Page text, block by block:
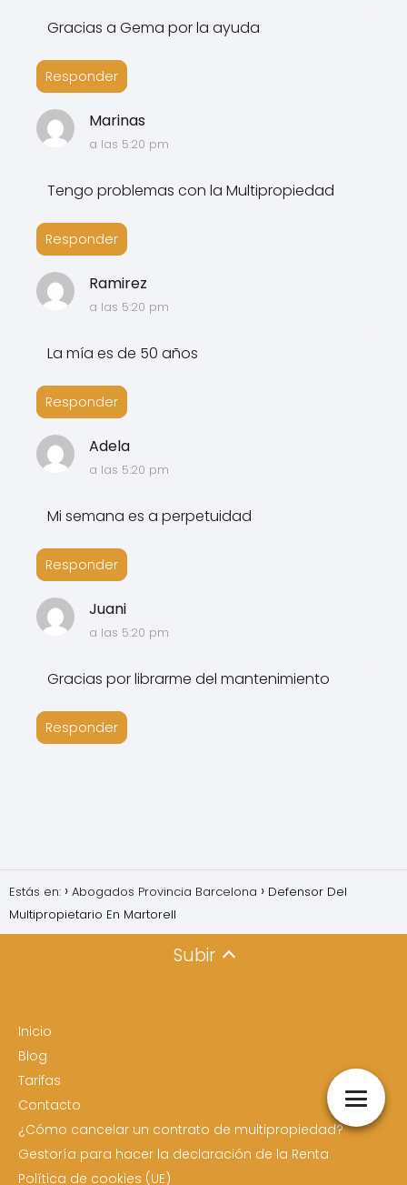
Gracias a Gema por la ayuda
Responder
Marinas
a las 5:20 pm
Tengo problemas con la Multipropiedad
Responder
Ramirez
a las 5:20 pm
La mía es de 50 años
Responder
Adela
a las 5:20 pm
Mi semana es a perpetuidad
Responder
Juani
a las 5:20 pm
Gracias por librarme del mantenimiento
Responder
Estás en: Abogados Provincia Barcelona
Defensor Del
Multipropietario En Martorell
Subir
Inicio
Blog
Tarifas
Contacto
¿Cómo cancelar un contrato de multipropiedad?
Gestoría para hacer la declaración de la Renta
Política de cookies (UE)